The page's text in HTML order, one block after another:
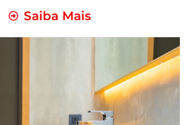
Saiba Mais